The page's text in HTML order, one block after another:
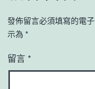
發佈留言必須填寫的電
示為 *
留言 *